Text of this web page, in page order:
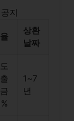
지
상환
날짜
1~7
년